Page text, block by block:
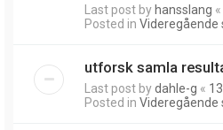
Last post by hansslang «
Posted in Videregående
utforsk samla
Last post bydahle-g «
Posted in Videregående